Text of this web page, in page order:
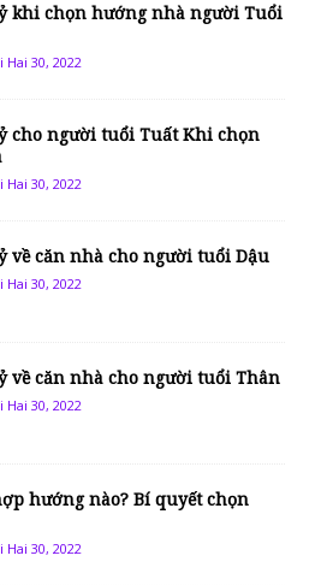
khi chọn hướng nhà người Tuổi
30, 2022
cho người tuổi Tuất Khi chọn
30, 2022
về căn nhà cho người tuổi Dậu
30, 2022
về căn nhà cho người tuổi Thân
30, 2022
hướng nào? Bí quyết chọn
30, 2022